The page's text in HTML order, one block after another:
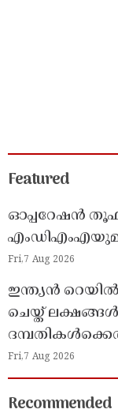
Featured
ഓപ്പറേഷൻ
Fri,7 Aug 2026
ഇന്ത്യൻ
ചെയ്ത് ലക്ഷങ്ങൾ
Fri,7 Aug 2026
Recommended